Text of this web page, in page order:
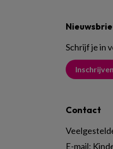
Schrijf je in
Inschrijven
Contact
E-mail: